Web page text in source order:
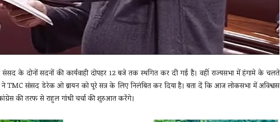
के दोनों सदनों की कार्यवाही दोपहर 12 बजे तक स्थगित कर दी गई है। वहीं राज्यसभा में हंगामे के चलते
TMC सांसद डेरेक ओ ब्रायन को पूरे सत्र के लिए निलंबित कर दिया है। बता दें कि आज लोकसभा में अविश्वास
कांग्रेस की तरफ से राहुल गांधी चर्चा की शुरुआत करेंगे।